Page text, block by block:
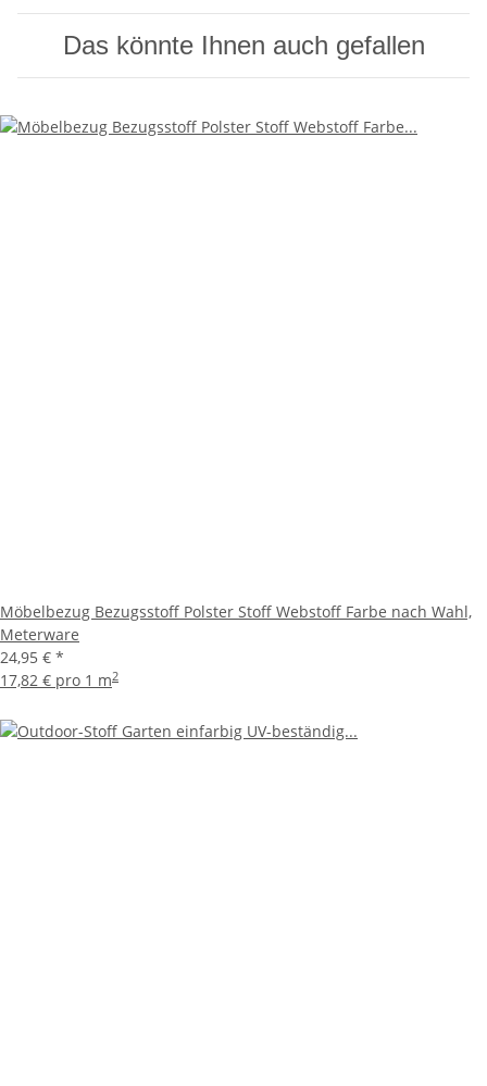
Das könnte Ihnen auch gefallen
Möbelbezug Bezugsstoff Polster Stoff Webstoff Farbe nach Wahl,
Meterware
24,95 € *
17,82 € pro 1 m2